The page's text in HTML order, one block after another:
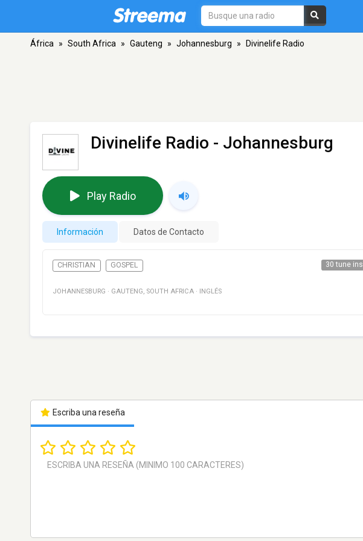
África » South Africa » Gauteng » Johannesburg » Divinelife Radio
Divinelife Radio - Johannesburg
Play Radio
Información Datos de Contacto
CHRISTIAN GOSPEL 30 tune ins
JOHANNESBURG · GAUTENG, SOUTH AFRICA · INGLÉS
Escriba una reseña